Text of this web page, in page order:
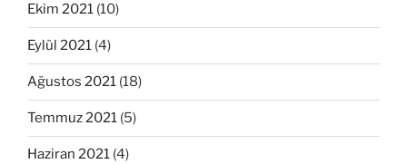
Ekim 2021 (10)
Eylül 2021 (4)
Ağustos 2021 (18)
Temmuz 2021 (5)
Haziran 2021 (4)